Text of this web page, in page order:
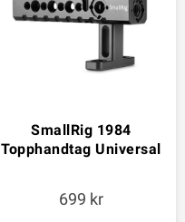
SmallRig 1984
Topphandtag Universal
699